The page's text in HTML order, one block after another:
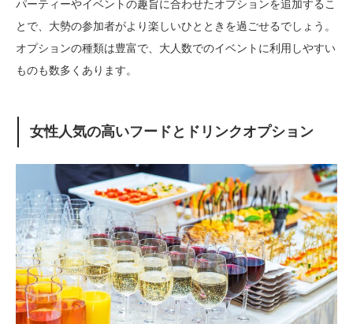
パーティーやイベントの趣旨に合わせたオプションを追加するこ
とで、大勢の参加者がより楽しいひとときを過ごせるでしょう。
オプションの種類は豊富で、大人数でのイベントに利用しやすい
ものも数多くあります。
女性人気の高いフードとドリンクオプション